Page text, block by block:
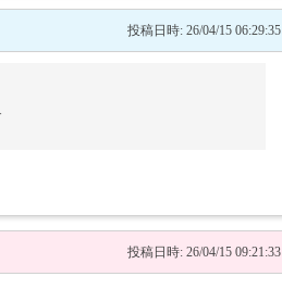
投稿日時: 26/04/15 06:29:35
投稿日時: 26/04/15 09:21:33